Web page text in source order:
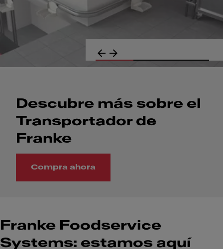
Descubre más sobre el
Transportador de
Franke
Compra ahora
Franke Foodservice
Systems: estamos aquí